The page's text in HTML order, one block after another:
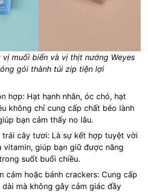
vị muối biển và vị thịt nướng Weyes
gói thành túi zip tiện lợi
hợp: Hạt hạnh nhân, óc chó, hạt
không chỉ cung cấp chất béo lành
bạn cảm thấy no lâu.
trái cây tươi: Là sự kết hợp tuyệt vời
vitamin, giúp bạn giữ được năng
suốt buổi chiều.
cám hoặc bánh crackers: Cung cấp
dài mà không gây cảm giác đầy